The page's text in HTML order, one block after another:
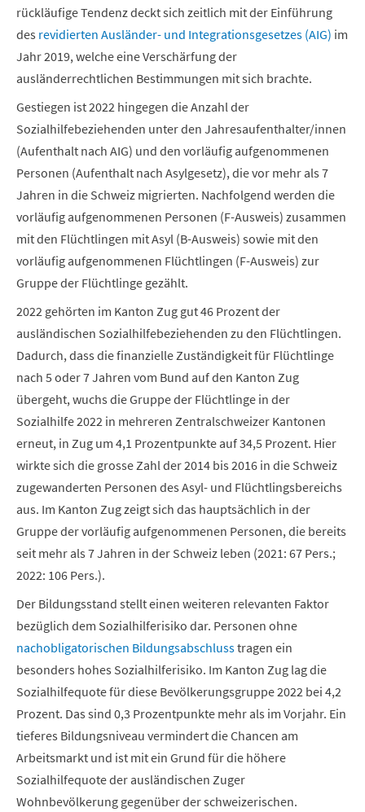
rückläufige Tendenz deckt sich zeitlich mit der Einführung
des revidierten Ausländer- und Integrationsgesetzes (AIG) im
Jahr 2019, welche eine Verschärfung der
ausländerrechtlichen Bestimmungen mit sich brachte.
Gestiegen ist 2022 hingegen die Anzahl der
Sozialhilfebeziehenden unter den Jahresaufenthalter/innen
(Aufenthalt nach AIG) und den vorläufig aufgenommenen
Personen (Aufenthalt nach Asylgesetz), die vor mehr als 7
Jahren in die Schweiz migrierten. Nachfolgend werden die
vorläufig aufgenommenen Personen (F-Ausweis) zusammen
mit den Flüchtlingen mit Asyl (B-Ausweis) sowie mit den
vorläufig aufgenommenen Flüchtlingen (F-Ausweis) zur
Gruppe der Flüchtlinge gezählt.
2022 gehörten im Kanton Zug gut 46 Prozent der
ausländischen Sozialhilfebeziehenden zu den Flüchtlingen.
Dadurch, dass die finanzielle Zuständigkeit für Flüchtlinge
nach 5 oder 7 Jahren vom Bund auf den Kanton Zug
übergeht, wuchs die Gruppe der Flüchtlinge in der
Sozialhilfe 2022 in mehreren Zentralschweizer Kantonen
erneut, in Zug um 4,1 Prozentpunkte auf 34,5 Prozent. Hier
wirkte sich die grosse Zahl der 2014 bis 2016 in die Schweiz
zugewanderten Personen des Asyl- und Flüchtlingsbereichs
aus. Im Kanton Zug zeigt sich das hauptsächlich in der
Gruppe der vorläufig aufgenommenen Personen, die bereits
seit mehr als 7 Jahren in der Schweiz leben (2021: 67 Pers.;
2022: 106 Pers.).
Der Bildungsstand stellt einen weiteren relevanten Faktor
bezüglich dem Sozialhilferisiko dar. Personen ohne
nachobligatorischen Bildungsabschlusstragen ein
besonders hohes Sozialhilferisiko. Im Kanton Zug lag die
Sozialhilfequote für diese Bevölkerungsgruppe 2022 bei 4,2
Prozent. Das sind 0,3 Prozentpunkte mehr als im Vorjahr. Ein
tieferes Bildungsniveau vermindert die Chancen am
Arbeitsmarkt und ist mit ein Grund für die höhere
Sozialhilfequote der ausländischen Zuger
Wohnbevölkerung gegenüber der schweizerischen.